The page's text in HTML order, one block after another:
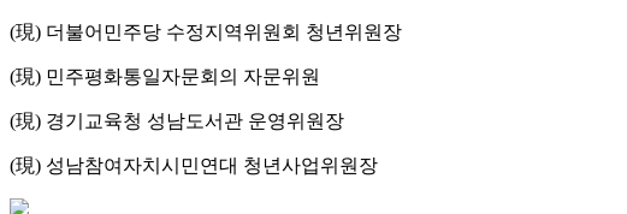
(現) 더불어민주당 수정지역위원회 청년위원장
(現) 민주평화통일자문회의 자문위원
(現) 경기교육청 성남도서관 운영위원장
(現) 성남참여자치시민연대 청년사업위원장